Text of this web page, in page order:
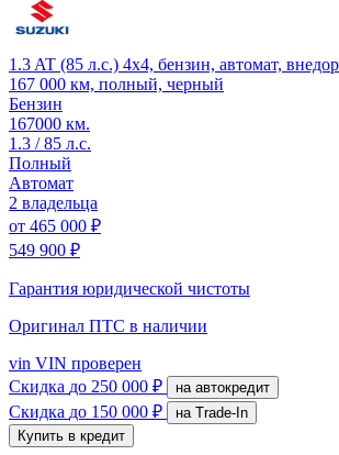
1.3 AT (85 л.с.) 4x4, бензин, автомат,
167 000 км, полный, черный
Бензин
167000 км.
1.3 / 85 л.с.
Полный
Автомат
2 владельца
от 465 000 ₽
549 900 ₽
Гарантия юридической чистоты
Оригинал ПТС в наличии
vin VIN проверен
Скидка до 250 000 ₽ на автокредит
Скидка до 150 000 ₽
на Trade-In
Купить в кредит